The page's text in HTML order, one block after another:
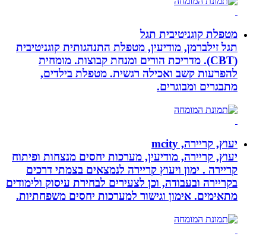
מטפלת קוגניטיבית תגל
תגל זילברמן, מודיעין, מטפלת התנהגותית קוגניטיבית
(CBT). מדריכת הורים ומנחת קבוצות. מומחית
להפרעות קשב ואכילה רגשית. מטפלת בילדים,
מתבגרים ומבוגרים.
יעוץ, קריירה, mcity
יעוץ, קריירה, מודיעין, מערכות יחסים מנצחות ופיתוח
קריירה . ימון ויעוץ קריירה לנמצאים בצמתי דרכים
בקריירה ובעבודה, וכן לצעירים לבחירת עיסוק ולימודים
מתאימים. אימון וגישור למערכות יחסים משפחתיות.